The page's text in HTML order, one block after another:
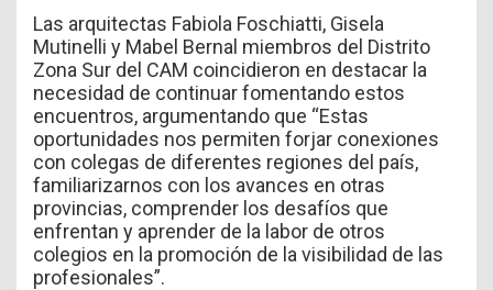
Las arquitectas Fabiola Foschiatti, Gisela
Mutinelli y Mabel Bernal miembros del Distrito
Zona Sur del CAM coincidieron en destacar la
necesidad de continuar fomentando estos
encuentros, argumentando que “Estas
oportunidades nos permiten forjar conexiones
con colegas de diferentes regiones del país,
familiarizarnos con los avances en otras
provincias, comprender los desafíos que
enfrentan y aprender de la labor de otros
colegios en la promoción de la visibilidad de las
profesionales”.